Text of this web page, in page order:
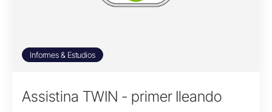
Informes & Estudios
Assistina TWIN - primer Ileando